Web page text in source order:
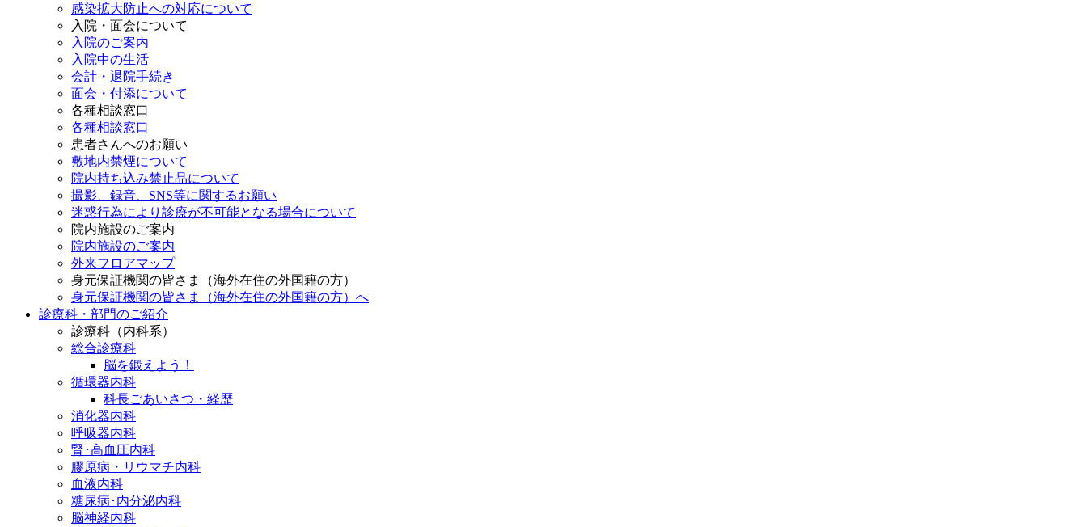
感染拡大防止への対応について
入院・面会について
入院のご案内
入院中の生活
会計・退院手続き
面会・付添について
各種相談窓口
各種相談窓口
患者さんへのお願い
敷地内禁煙について
院内持ち込み禁止品について
撮影、録音、SNS等に関するお願い
迷惑行為により診療が不可能となる場合について
院内施設のご案内
院内施設のご案内
外来フロアマップ
身元保証機関の皆さま（海外在住の外国籍の方）
身元保証機関の皆さま（海外在住の外国籍の方）へ
診療科・部門のご紹介
診療科（内科系）
総合診療科
脳を鍛えよう！
循環器内科
科長ごあいさつ・経歴
消化器内科
呼吸器内科
腎･高血圧内科
膠原病・リウマチ内科
血液内科
糖尿病･内分泌内科
脳神経内科